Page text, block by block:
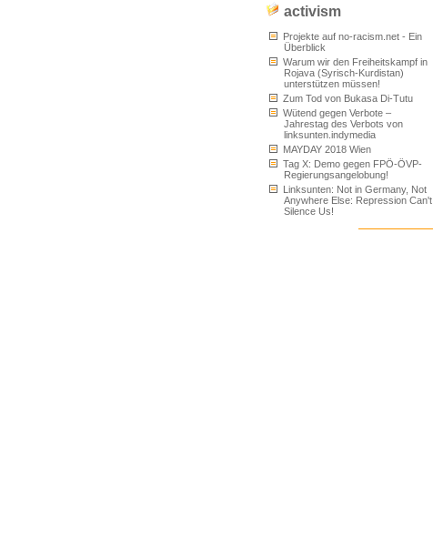
activism
Projekte auf no-racism.net - Ein
Überblick
Warum wir den Freiheitskampf in
Rojava (Syrisch-Kurdistan)
unterstützen müssen!
Zum Tod von Bukasa Di-Tutu
Wütend gegen Verbote –
Jahrestag des Verbots von
linksunten.indymedia
MAYDAY 2018 Wien
Tag X: Demo gegen FPÖ-ÖVP-
Regierungsangelobung!
Linksunten: Not in Germany, Not
Anywhere Else: Repression Can't
Silence Us!